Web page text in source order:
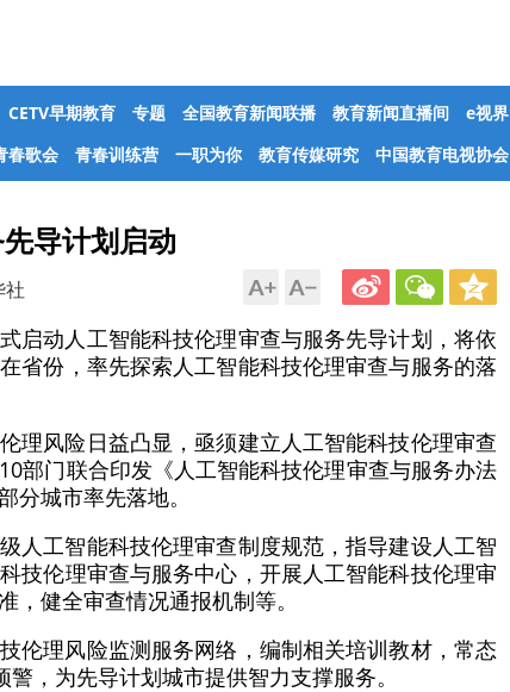
CETV早期教育 专题 全国教育新闻联播 教育新闻直播间 e视界
春歌会 青春训练营 一职为你 教育传媒研究 中国教育电视协会
导计划启动
社
启动人工智能科技伦理审查与服务先导计划，将依
省份，率先探索人工智能科技伦理审查与服务的落
理风险日益凸显，亟须建立人工智能科技伦理审查
部门联合印发《人工智能科技伦理审查与服务办法
分城市率先落地。
人工智能科技伦理审查制度规范，指导建设人工智
技伦理审查与服务中心，开展人工智能科技伦理审
健全审查情况通报机制等。
伦理风险监测服务网络，编制相关培训教材，常态
，为先导计划城市提供智力支撑服务。